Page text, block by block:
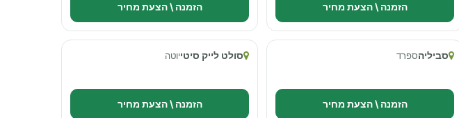
הזמנה \ הצעת מחיר הזמנה \ הצעת מחיר
סביליהספרד
הזמנה \ הצעת מחיר
סולט לייק סיטייוטה
הזמנה \ הצעת מחיר